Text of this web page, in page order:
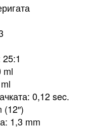
ml
0,12 sec.
1,3 mm